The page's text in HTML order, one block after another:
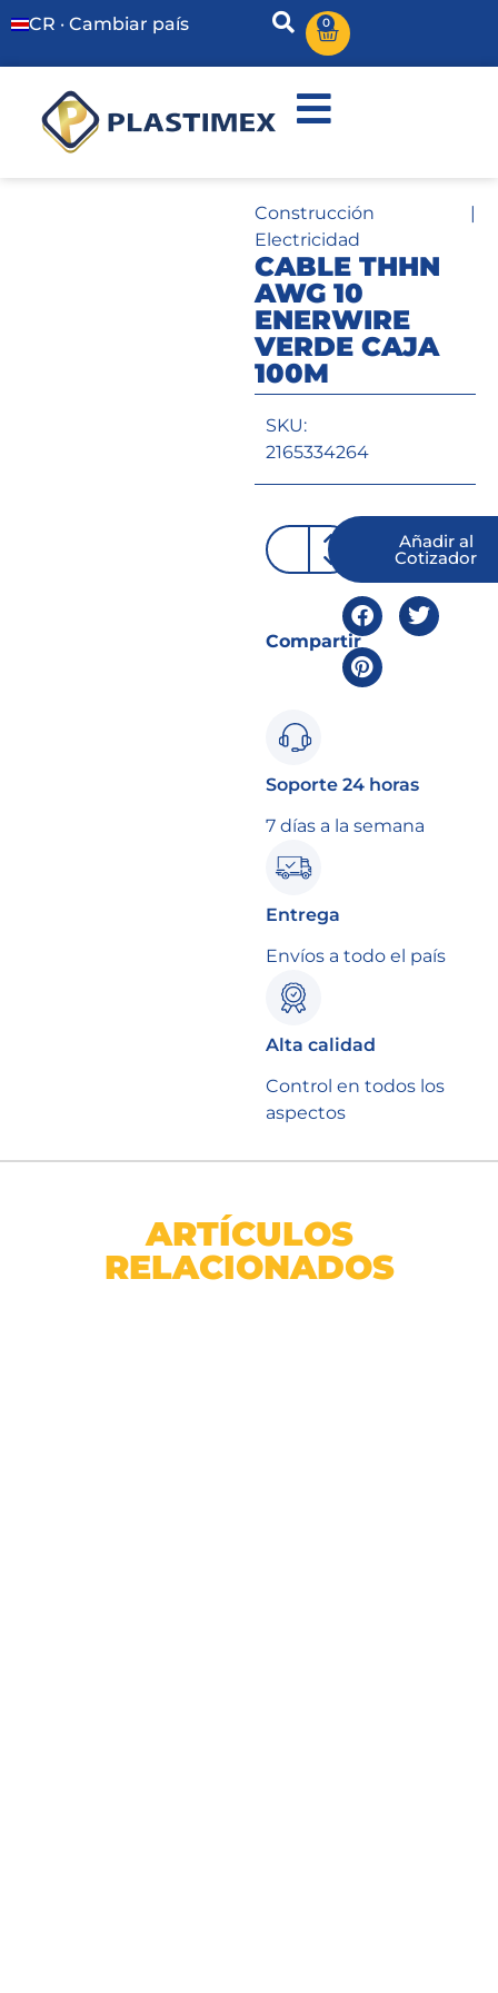
CR · Cambiar país 0
Construcción |
Electricidad
CABLE THHN
AWG 10
ENERWIRE
VERDE CAJA
100M
SKU:
2165334264
Añadir al
Cotizador
Compartir
Soporte 24 horas
7 días a la semana
Entrega
Envíos a todo el país
Alta calidad
Control en todos los
aspectos
ARTÍCULOS
RELACIONADOS